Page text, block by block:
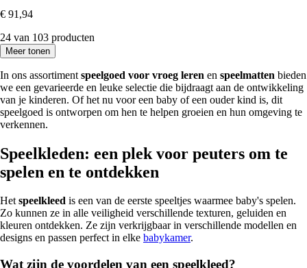
€ 91,94
24 van 103 producten
Meer tonen
In ons assortiment speelgoed voor vroeg leren en speelmatten bieden
we een gevarieerde en leuke selectie die bijdraagt aan de ontwikkeling
van je kinderen. Of het nu voor een baby of een ouder kind is, dit
speelgoed is ontworpen om hen te helpen groeien en hun omgeving te
verkennen.
Speelkleden: een plek voor peuters om te
spelen en te ontdekken
Hetspeelkleed is een van de eerste speeltjes waarmee baby's spelen.
Zo kunnen ze in alle veiligheid verschillende texturen, geluiden en
kleuren ontdekken. Ze zijn verkrijgbaar in verschillende modellen en
designs en passen perfect in elke babykamer.
Wat zijn de voordelen van een speelkleed?